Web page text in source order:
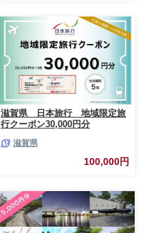
滋賀県 日本旅行 地域限定旅
行クーポン30,000円分
滋賀県
100,000円